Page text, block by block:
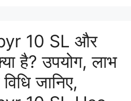
10 SL और
है? उपयोग, लाभ
जानिए,